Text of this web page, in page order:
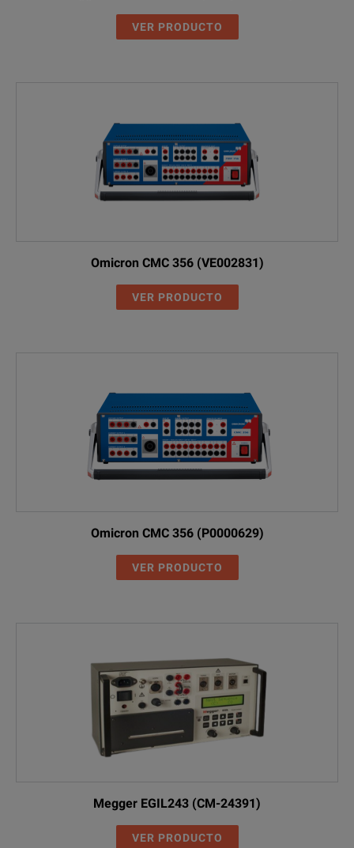
VER PRODUCTO
Omicron CMC 356 (VE002831)
VER PRODUCTO
Omicron CMC 356 (P0000629)
VER PRODUCTO
Megger EGIL243 (CM-24391)
VER PRODUCTO